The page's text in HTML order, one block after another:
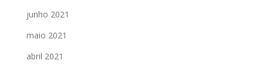
junho 2021
maio 2021
abril 2021